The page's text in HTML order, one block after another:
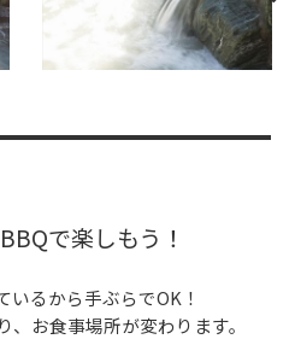
で楽しもう！
いるから手ぶらでOK！
お食事場所が変わります。